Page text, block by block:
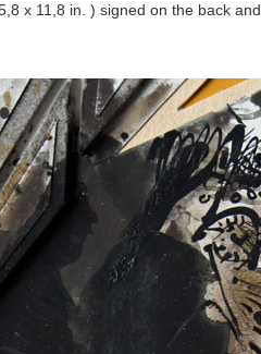
x 11,8 in. ) signed on the back